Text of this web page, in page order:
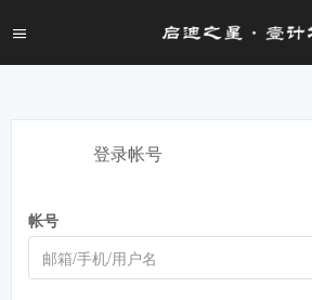
登录帐号
帐号